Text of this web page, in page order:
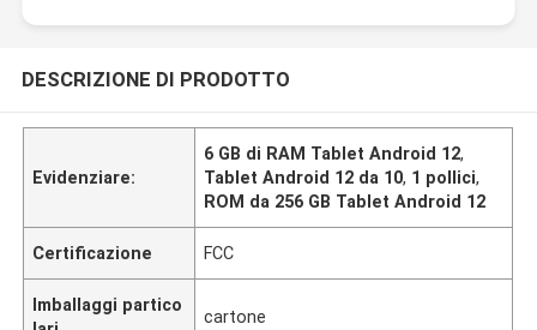
DESCRIZIONE DI PRODOTTO
Evidenziare:
6 GB di RAM Tablet Android 12,
Tablet Android 12 da 10, 1 pollici,
ROM da 256 GB Tablet Android 12
Certificazione FCC
Imballaggi partico
cartone